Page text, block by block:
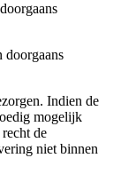
doorgaans
Indien de
mogelijk
de
niet binnen